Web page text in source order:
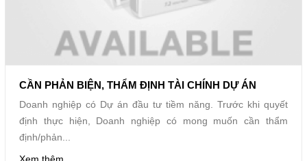
CẦN PHẢN BIỆN, THẨM ĐỊNH TÀI CHÍNH DỰ ÁN
Doanh nghiệp có Dự án đầu tư tiềm năng. Trước khi quyết
định thực hiện, Doanh nghiệp có mong muốn cần thẩm
định/phản...